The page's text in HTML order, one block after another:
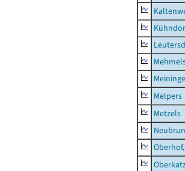
Melpers
Metzels